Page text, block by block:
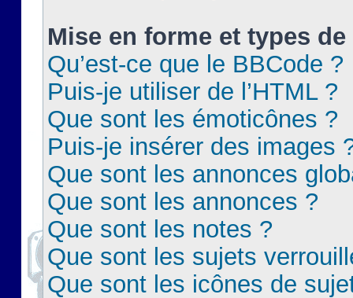
Mise en forme et types
Qu’est-ce que le BBCode ?
Puis-je utiliser de l’HTML ?
Que sont les émoticônes ?
Puis-je insérer des images
Que sont les annonces
Que sont les annonces ?
Que sont les notes ?
Que sont les sujets
Que sont les icônes de